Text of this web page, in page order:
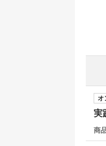
オ
実
商